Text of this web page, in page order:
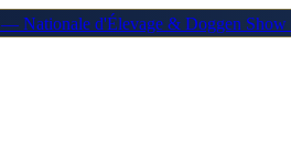
— Nationale d'Élevage & Doggen Show